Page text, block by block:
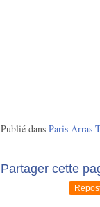
Publié dans Paris Arras
Partager cette